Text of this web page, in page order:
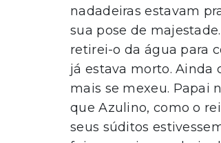
nadadeiras estavam
sua pose de
retirei-o da água para
já estava morto. Ainda
mais se mexeu. Papai
que Azulino, como o
seus súditos